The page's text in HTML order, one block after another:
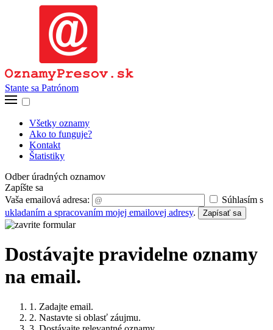
Stante sa Patrónom
Všetky oznamy
Ako to funguje?
Kontakt
Štatistiky
Odber úradných oznamov
Zapíšte sa
Vaša emailová adresa:
Súhlasím s
ukladaním a spracovaním mojej emailovej adresy. Zapísať sa
Dostávajte pravidelne oznamy
na email.
1. Zadajte email.
2. Nastavte si oblasť záujmu.